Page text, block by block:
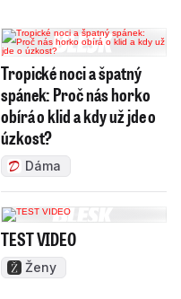
Tropické noci a špatný
spánek: Proč nás horko
obírá o klid a kdy už jde o
úzkost?
Dáma
TEST VIDEO
Ženy